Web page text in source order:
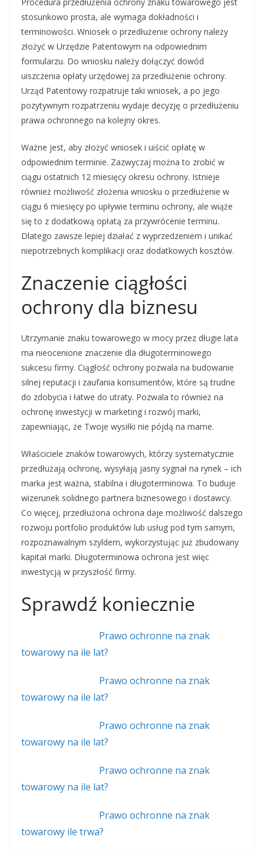
stosunkowo prosta, ale wymaga dokładności i
terminowości. Wniosek o przedłużenie ochrony należy
złożyć w Urzędzie Patentowym na odpowiednim
formularzu. Do wniosku należy dołączyć dowód
uiszczenia opłaty urzędowej za przedłużenie ochrony.
Urząd Patentowy rozpatruje taki wniosek, a po jego
pozytywnym rozpatrzeniu wydaje decyzję o przedłużeniu
prawa ochronnego na kolejny okres.
Ważne jest, aby złożyć wniosek i uiścić opłatę w
odpowiednim terminie. Zazwyczaj można to zrobić w
ciągu ostatnich 12 miesięcy okresu ochrony. Istnieje
również możliwość złożenia wniosku o przedłużenie w
ciągu 6 miesięcy po upływie terminu ochrony, ale wiąże
się to z dodatkową opłatą za przywrócenie terminu.
Dlatego zawsze lepiej działać z wyprzedzeniem i unikać
niepotrzebnych komplikacji oraz dodatkowych kosztów.
Znaczenie ciągłości
ochrony dla biznesu
Utrzymanie znaku towarowego w mocy przez długie lata
ma nieocenione znaczenie dla długoterminowego
sukcesu firmy. Ciągłość ochrony pozwala na budowanie
silnej reputacji i zaufania konsumentów, które są trudne
do zdobycia i łatwe do utraty. Pozwala to również na
ochronę inwestycji w marketing i rozwój marki,
zapewniając, że Twoje wysiłki nie pójdą na marne.
Właściciele znaków towarowych, którzy systematycznie
przedłużają ochronę, wysyłają jasny sygnał na rynek – ich
marka jest ważna, stabilna i długoterminowa. To buduje
wizerunek solidnego partnera biznesowego i dostawcy.
Co więcej, przedłużona ochrona daje możliwość dalszego
rozwoju portfolio produktów lub usług pod tym samym,
rozpoznawalnym szyldem, wykorzystując już zbudowany
kapitał marki. Długoterminowa ochrona jest więc
inwestycją w przyszłość firmy.
Sprawdź koniecznie
Prawo ochronne na znak
towarowy na ile lat?
Prawo ochronne na znak
towarowy na ile lat?
Prawo ochronne na znak
towarowy na ile lat?
Prawo ochronne na znak
towarowy na ile lat?
Prawo ochronne na znak
towarowy ile trwa?